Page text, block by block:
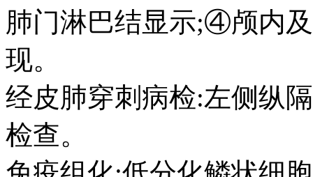
肺门淋巴结显示;④颅内
现。
经皮肺穿刺病检:左侧纵
检查。